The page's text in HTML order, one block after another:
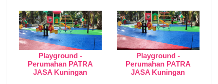
Playground -
Perumahan PATRA
JASA Kuningan
Playground -
Perumahan PATRA
JASA Kuningan